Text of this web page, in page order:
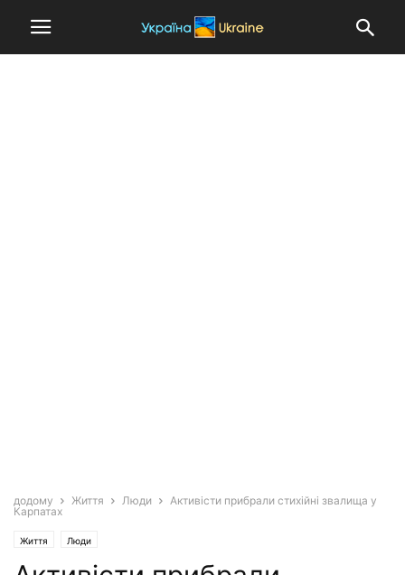
додому Життя Люди
Активісти прибрали стихійні звалища у
Карпатах
Життя Люди